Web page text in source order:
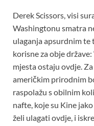
Derek Scissors, visi
Washingtonu smatra
ulaganja apsurdnim te
korisne za obje
mjesta ostaju ovdje.
američkim prirodnim
raspolažu s obilnim
nafte, koje su Kine
želi ulagati ovdje, i